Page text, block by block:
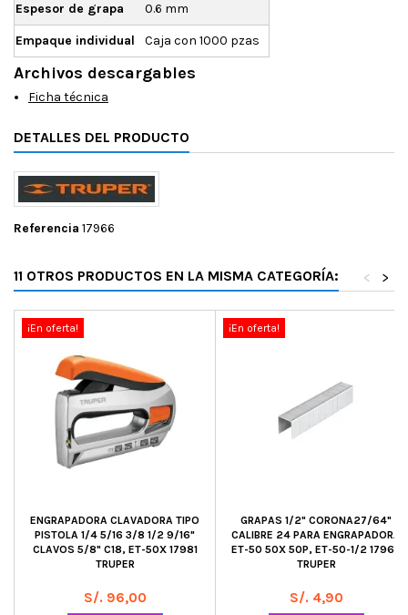
Espesor de grapa 0.6 mm
Empaque individual Caja con 1000 pzas
Archivos descargables
Ficha técnica
DETALLES DEL PRODUCTO
Referencia 17966
11 OTROS PRODUCTOS EN LA MISMA CATEGORÍA: >
<
¡En oferta!
ENGRAPADORA CLAVADORA TIPO
PISTOLA 1/4 5/16 3/8 1/2 9/16"
CLAVOS 5/8" C18, ET-50X 17981
TRUPER
Precio
S/. 96,00
¡En oferta!
GRAPAS 1/2" CORONA27/64"
CALIBRE 24 PARA ENGRAPADORA
ET-50 50X 50P, ET-50-1/2 17968
TRUPER
Precio
S/. 4,90